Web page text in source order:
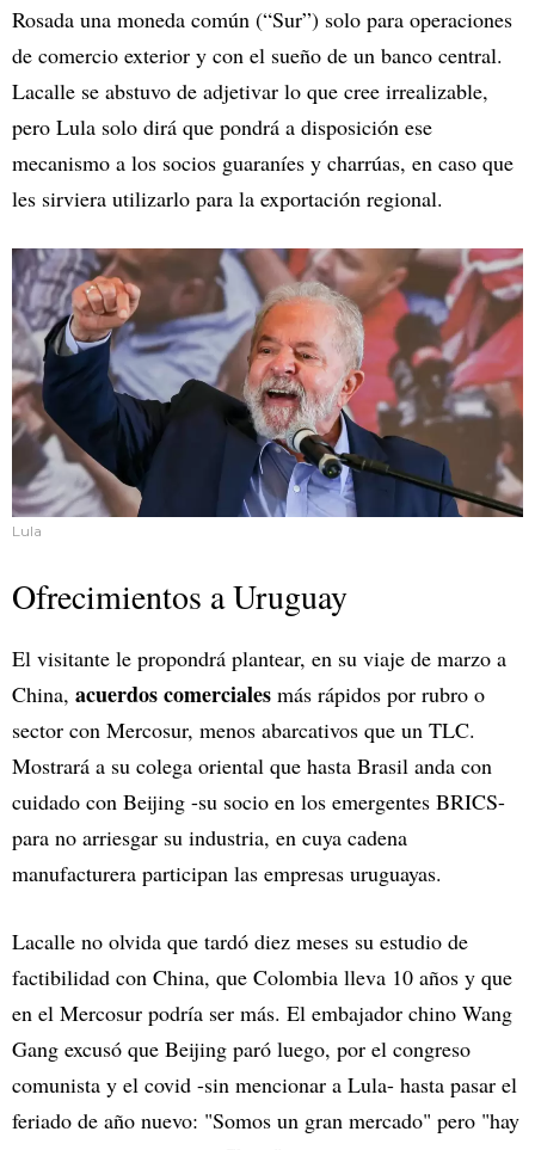
Rosada una moneda común (“Sur”) solo para operaciones
de comercio exterior y con el sueño de un banco central.
Lacalle se abstuvo de adjetivar lo que cree irrealizable,
pero Lula solo dirá que pondrá a disposición ese
mecanismo a los socios guaraníes y charrúas, en caso que
les sirviera utilizarlo para la exportación regional.
Lula
Ofrecimientos a Uruguay
El visitante le propondrá plantear, en su viaje de marzo a
China, acuerdos comerciales más rápidos por rubro o
sector con Mercosur, menos abarcativos que un TLC.
Mostrará a su colega oriental que hasta Brasil anda con
cuidado con Beijing -su socio en los emergentes BRICS-
para no arriesgar su industria, en cuya cadena
manufacturera participan las empresas uruguayas.
Lacalle no olvida que tardó diez meses su estudio de
factibilidad con China, que Colombia lleva 10 años y que
en el Mercosur podría ser más. El embajador chino Wang
Gang excusó que Beijing paró luego, por el congreso
comunista y el covid -sin mencionar a Lula- hasta pasar el
feriado de año nuevo: "Somos un gran mercado" pero "hay